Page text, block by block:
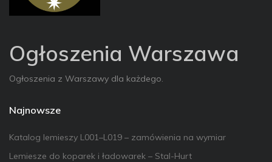
Ogłoszenia Warszawa
Ogłoszenia z Warszawy dla każdego.
Najnowsze
Katalog lemieszy L001–L019 – zamówienia na wymiar
Lemiesze do koparek i ładowarek – Stal-Hurt